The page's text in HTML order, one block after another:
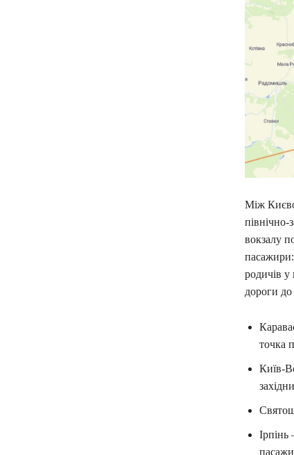
Між
північно-
вокзалу
пасажири:
родичів у
дороги
точка
Київ-